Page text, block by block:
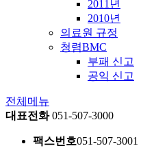
2011년
2010년
의료원 규정
청렴BMC
부패 신고
공익 신고
전체메뉴
대표전화 051-507-3000
팩스번호051-507-3001